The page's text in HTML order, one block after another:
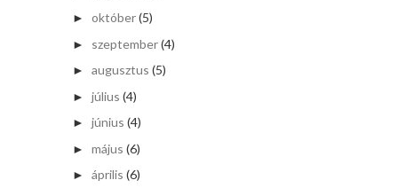
► október(5)
► szeptember(4)
► augusztus (5)
► július (4)
► június (4)
► május (6)
► április (6)